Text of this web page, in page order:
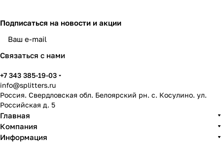
Подписаться на новости и акции
Связаться с нами
+7 343 385-19-03
info@splitters.ru
Россия. Свердловская обл. Белоярский рн. с. Косулино. ул.
Российская д. 5
Главная
Компания
Информация